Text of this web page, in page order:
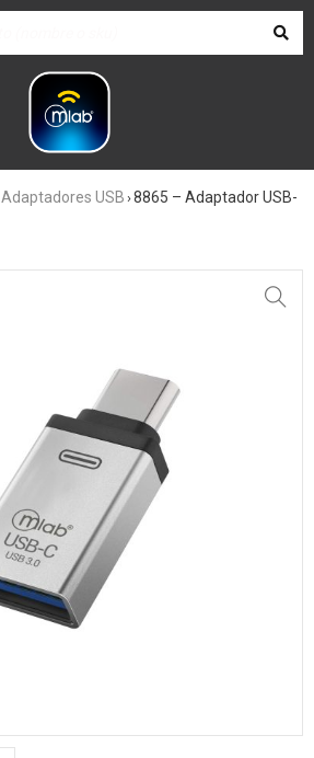
Adaptadores USB ›8865 – Adaptador USB-